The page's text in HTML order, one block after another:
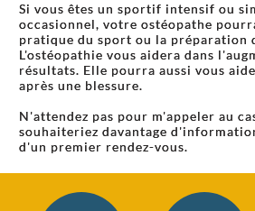
Si vous êtes un sportif intensif ou
occasionnel, votre ostéopathe
pratique du sport ou la préparation
L'ostéopathie vous aidera dans
résultats. Elle pourra aussi vous
après une blessure.
N'attendez pas pour m'appeler au
souhaiteriez davantage
d'un premier rendez-vous.